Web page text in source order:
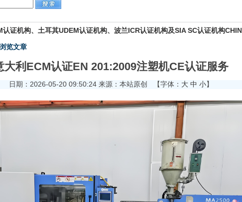
认证机构、土耳其UDEM认证机构、波兰ICR认证机构及SIA SC认证机构
览文章
大利ECM认证EN 201:2009注塑机CE认证服务
日期：2026-05-20 09:50:24 来源：本站原创 【字体： 大 中 小】